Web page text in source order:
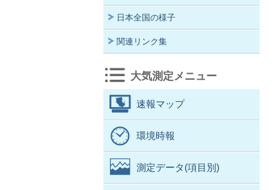
日本全国の様子
関連リンク集
大気測定メニュー
速報マップ
環境時報
測定データ(項目別)